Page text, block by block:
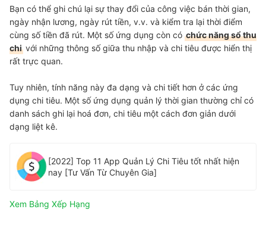
Bạn có thể ghi chú lại sự thay đổi của công việc bán thời gian,
ngày nhận lương, ngày rút tiền, v.v. và kiểm tra lại thời điểm
cùng số tiền đã rút. Một số ứng dụng còn có chức năng sổ thu
chi với những thông số giữa thu nhập và chi tiêu được hiển thị
rất trực quan.
Tuy nhiên, tính năng này đa dạng và chi tiết hơn ở các ứng
dụng chi tiêu. Một số ứng dụng quản lý thời gian thường chỉ có
danh sách ghi lại hoá đơn, chi tiêu một cách đơn giản dưới
dạng liệt kê.
[2022] Top 11 App Quản Lý Chi Tiêu tốt nhất hiện
nay [Tư Vấn Từ Chuyên Gia]
Xem Bảng Xếp Hạng